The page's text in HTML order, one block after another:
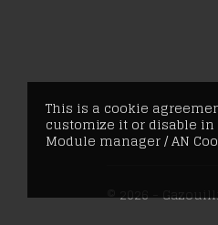
This is a cookie
customize it or disable
Module manager / AN
© 2026 -